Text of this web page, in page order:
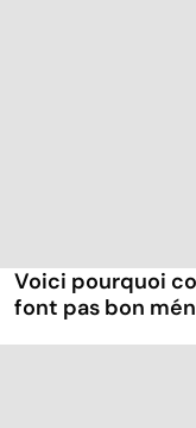
Voici pourquoi
font pas bon